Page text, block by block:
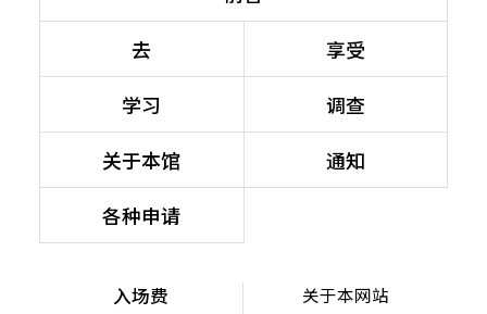
去
享受
学习
调查
关于本馆
通知
各种申请
入场费
关于本网站